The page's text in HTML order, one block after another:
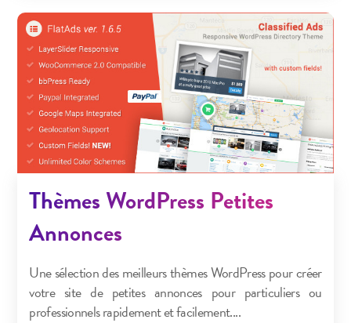
Thèmes WordPress Petites
Annonces
Une sélection des meilleurs thèmes WordPress pour créer
votre site de petites annonces pour particuliers ou
professionnels rapidement et facilement....